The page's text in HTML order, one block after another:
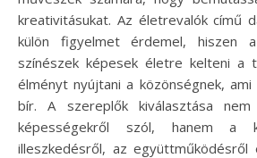
kreativitásukat. Az életrevalók című
külön figyelmet érdemel, hiszen
színészek képesek életre kelteni a
élményt nyújtani a közönségnek, ami
bír. A szereplők kiválasztása
képességekről szól, hanem a
illeszkedésről, az együttműködésről